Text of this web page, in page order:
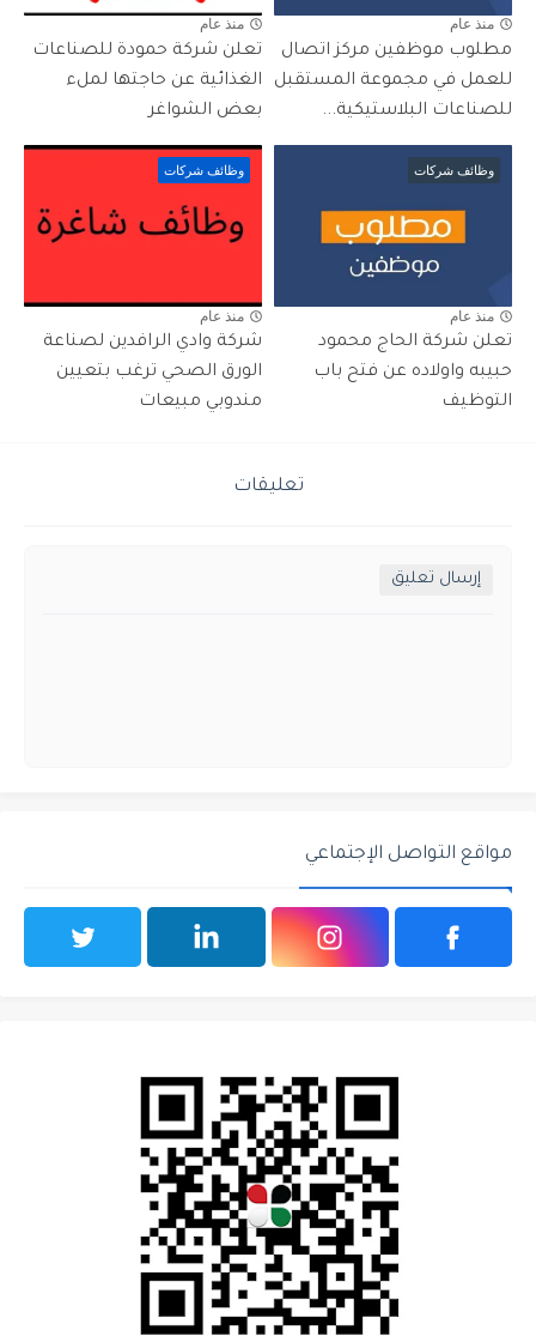
منذ عام
مطلوب موظفين مركز اتصال
للعمل في مجموعة المستقبل
للصناعات البلاستيكية...
منذ عام
تعلن شركة حمودة للصناعات
الغذائية عن حاجتها لملء
بعض الشواغر
وظائف شركات
منذ عام
تعلن شركة الحاج محمود
حبيبه واولاده عن فتح باب
التوظيف
وظائف شركات
منذ عام
شركة وادي الرافدين لصناعة
الورق الصحي ترغب بتعيين
مندوبي مبيعات
تعليقات
إرسال تعليق
مواقع التواصل الإجتماعي